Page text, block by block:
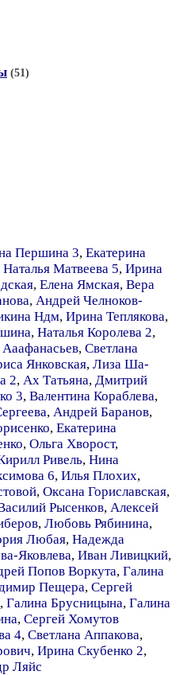
(51)
Першина 3, Екатерина
Наталья Матвеева 5, Ирина
, Елена Ямская, Вера
, Андрей Челноков-
Ндм, Ирина Теплякова,
, Наталья Королева 2,
, Светлана
Янковская, Лиза Ша-
2, Ах Татьяна, Дмитрий
3, Валентина Кораблева,
, Андрей Баранов,
, Екатерина
, Ольга Хворост,
Ривель, Нина
6, Илья Плохих,
, Оксана Гориславская,
Рысенков, Алексей
, Любовь Рябинина,
Любая, Надежда
Яковлева, Иван Ливицкий,
Попов Воркута, Галина
Пещера, Сергей
, Галина Брусницына, Галина
, Сергей Хомутов
4, Светлана Аппакова,
, Ирина Скубенко 2,
Ляйс